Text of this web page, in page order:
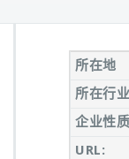
所在地
所在行
企业性
URL: